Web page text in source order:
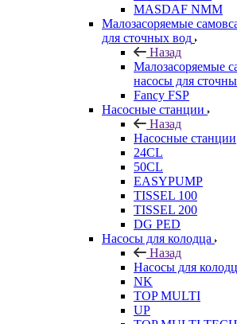
MASDAF NMM
Малозасоряемые
для сточных вод
Назад
Малозасоряемые
насосы для
Fancy FSP
Насосные станции
Назад
Насосные станции
24CL
50CL
EASYPUMP
TISSEL 100
TISSEL 200
DG PED
Насосы для колодца
Назад
Насосы для
NK
TOP MULTI
UP